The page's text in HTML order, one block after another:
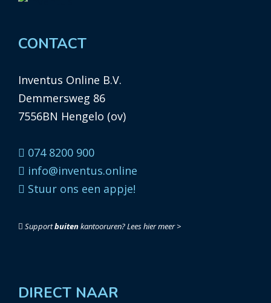
CONTACT
Inventus Online B.V.
Demmersweg 86
7556BN Hengelo (ov)
074 8200 900
info@inventus.online
Stuur ons een appje!
Supportbuitenkantooruren?Lees hier meer >
DIRECT NAAR